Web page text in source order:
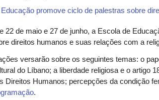
22 de maio e 27 de junho, a Escola de
direitos humanos e suas relações com a
versarão sobre os seguintes temas: o
do Líbano; a liberdade religiosa e o artigo
Direitos Humanos; percepções da condição
.